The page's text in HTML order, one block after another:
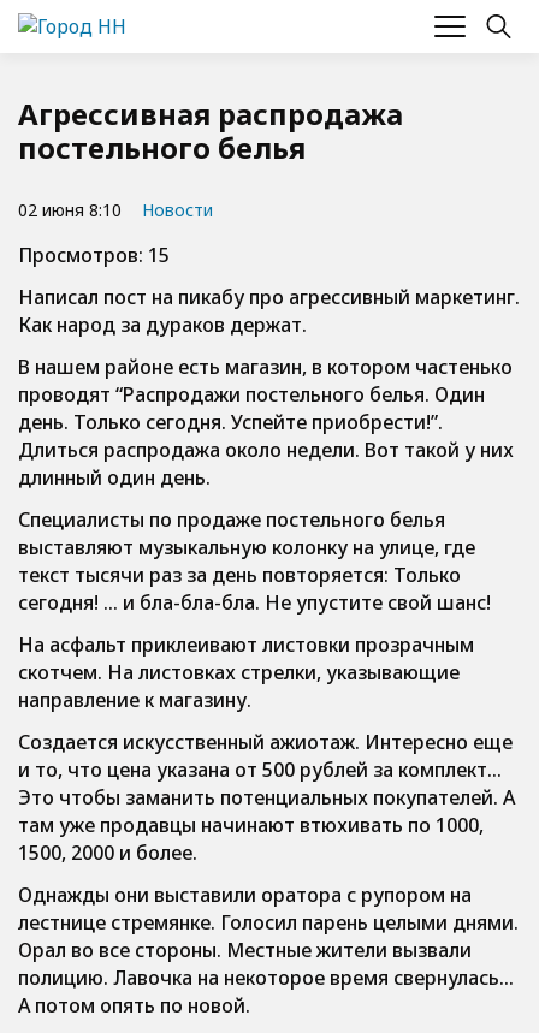
Агрессивная распродажа
постельного белья
02 июня 8:10 Новости
Просмотров: 15
Написал пост на пикабу про агрессивный маркетинг.
Как народ за дураков держат.
В нашем районе есть магазин, в котором частенько
проводят “Распродажи постельного белья. Один
день. Только сегодня. Успейте приобрести!”.
Длиться распродажа около недели. Вот такой у них
длинный один день.
Специалисты по продаже постельного белья
выставляют музыкальную колонку на улице, где
текст тысячи раз за день повторяется: Только
сегодня! … и бла-бла-бла. Не упустите свой шанс!
На асфальт приклеивают листовки прозрачным
скотчем. На листовках стрелки, указывающие
направление к магазину.
Создается искусственный ажиотаж. Интересно еще
и то, что цена указана от 500 рублей за комплект…
Это чтобы заманить потенциальных покупателей. А
там уже продавцы начинают втюхивать по 1000,
1500, 2000 и более.
Однажды они выставили оратора с рупором на
лестнице стремянке. Голосил парень целыми днями.
Орал во все стороны. Местные жители вызвали
полицию. Лавочка на некоторое время свернулась…
А потом опять по новой.